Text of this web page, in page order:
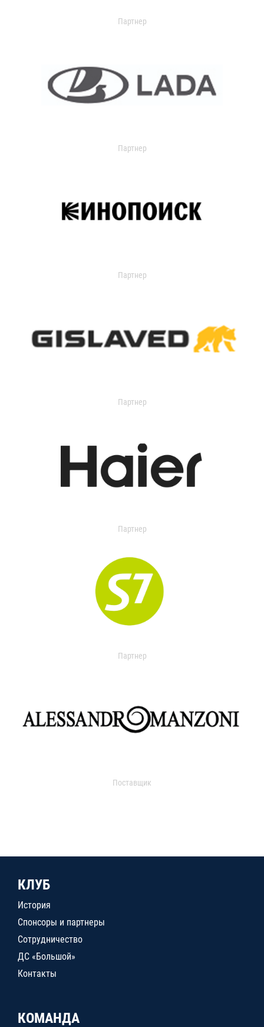
Партнер
Партнер
Партнер
Партнер
Партнер
Партнер
Поставщик
КЛУБ
История
Спонсоры и партнеры
Сотрудничество
ДС «Большой»
Контакты
КОМАНДА